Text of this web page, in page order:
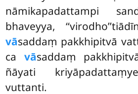
nāmikapadattampi
bhaveyya,
vāsaddaṃ pakkhipitvā
ca vāsaddaṃ
ñāyati
vuttanti.